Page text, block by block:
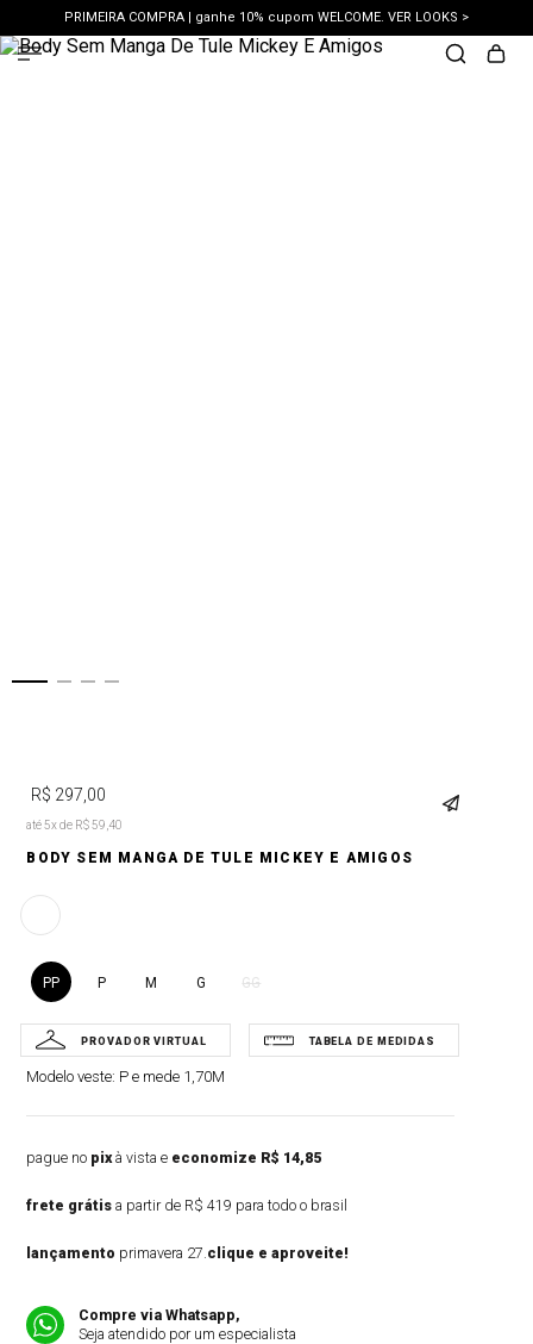
PRIMEIRA COMPRA | ganhe 10% cupom WELCOME. VER LOOKS >
PIX | 5% off no pix à vista. APROVEITAR >
R$ 297 00
até 5x de R$ 59,40
BODY SEM MANGA DE TULE MICKEY E AMIGOS
PP P M G GG
Modelo veste: P e mede 1,70M
pague no pixà vista e economize R$ 14,85
frete grátis a partir de R$ 419 para todo o brasil
lançamento primavera 27.clique e aproveite!
Compre via Whatsapp,
Seja atendido por um especialista